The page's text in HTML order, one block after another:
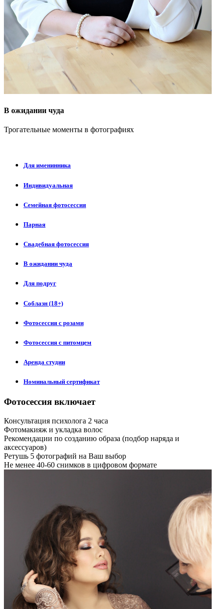
В ожидании чуда
Трогательные моменты в фотографиях
Для именинника
Индивидуальная
Семейная фотосессия
Парная
Свадебная фотосессия
В ожидании чуда
Для подруг
Соблазн (18+)
Фотосессия с розами
Фотосессия с питомцем
Аренда студии
Номинальный сертификат
Фотосессия включает
Консультация психолога 2 часа
Фотомакияж и укладка волос
Рекомендации по созданию образа (подбор наряда и
аксессуаров)
Ретушь 5 фотографий на Ваш выбор
Не менее 40-60 снимков в цифровом формате